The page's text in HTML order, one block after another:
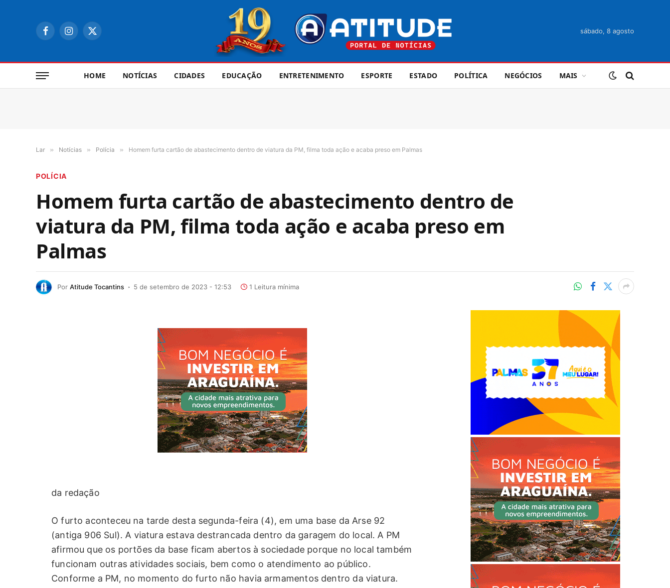
FacebookInstagram
X
sábado, 8 agosto
HOME NOTÍCIAS CIDADES EDUCAÇÃO ENTRETENIMENTO ESPORTE ESTADO POLÍTICA NEGÓCIOS MAIS
Lar » Notícias » Polícia » Homem furta cartão de abastecimento dentro de viatura da PM, filma toda ação e acaba preso em Palmas
POLÍCIA
Homem furta cartão de abastecimento dentro de
viatura da PM, filma toda ação e acaba preso em
Palmas
Por Atitude Tocantins 5 de setembro de 2023 - 12:53 1 Leitura mínima
da redação
O furto aconteceu na tarde desta segunda-feira (4), em uma base da Arse 92
(antiga 906 Sul). A viatura estava destrancada dentro da garagem do local. A PM
afirmou que os portões da base ficam abertos à sociedade porque no local também
funcionam outras atividades sociais, bem como o atendimento ao público.
Conforme a PM, no momento do furto não havia armamentos dentro da viatura.